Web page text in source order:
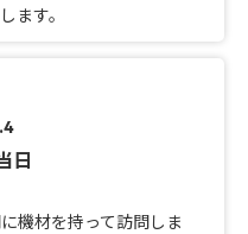
ます。
日
機材を持って訪問しま